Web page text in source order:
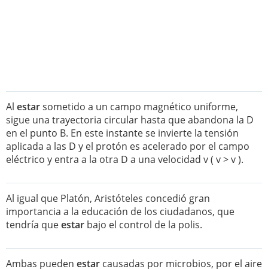
Al estarsometido a un campo magnético uniforme,
sigue una trayectoria circular hasta que abandona la D
en el punto B. En este instante se invierte la tensión
aplicada a las D y el protón es acelerado por el campo
eléctrico y entra a la otra D a una velocidad v ( v > v ).
Al igual que Platón, Aristóteles concedió gran
importancia a la educación de los ciudadanos, que
tendría queestar bajo el control de la polis.
Ambas pueden estar causadas por microbios, por el aire